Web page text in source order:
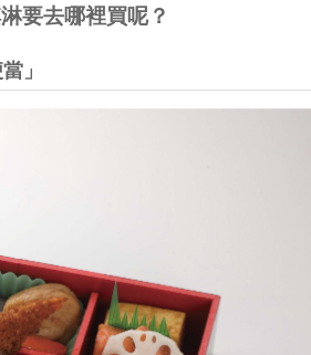
要去哪裡買呢？
」